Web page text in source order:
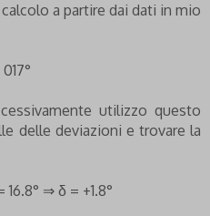
a partire dai dati in mio
utilizzo questo
delle deviazioni e trovare la
16.8° ⇒ δ = +1.8°